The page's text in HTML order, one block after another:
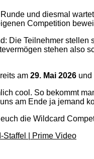
und diesmal
Competition
Die Teilnehmer stellen
stehen also
am 29. Mai 2026 und
cool. So bekommt
am Ende ja jemand
die Wildcard
Staffel | Prime Video